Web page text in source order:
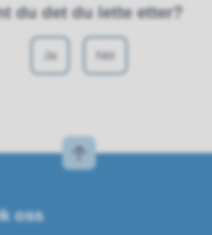
du det du lette etter?
Ja Nei
oss